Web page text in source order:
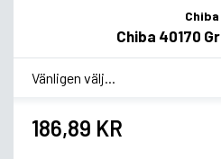
Chiba
Chiba 40170
* Smakvariant
186,89 KR